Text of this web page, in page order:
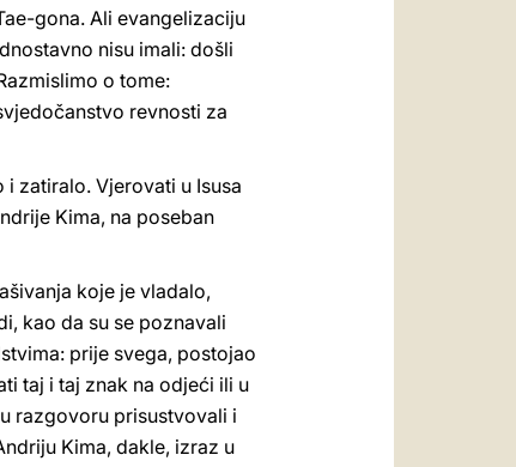
gona. Ali evangelizaciju
nisu imali: došli
o tome:
revnosti za
zatiralo. Vjerovati u Isusa
Kima, na poseban
koje je vladalo,
kao da su se poznavali
prije svega, postojao
taj i taj znak na odjeći ili u
razgovoru prisustvovali i
Kima, dakle, izraz u